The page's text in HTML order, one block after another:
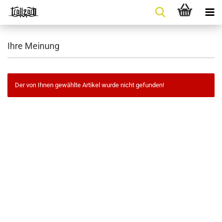
Ihre Meinung
Der von Ihnen gewählte Artikel wurde nicht gefunden!